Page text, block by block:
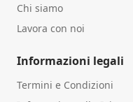
Chi siamo
Lavora con noi
Informazioni legali
Termini e Condizioni